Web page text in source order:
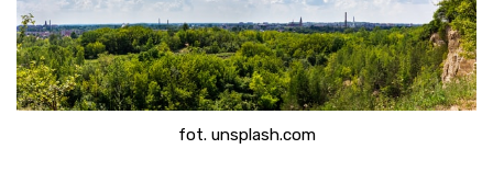
fot. unsplash.com